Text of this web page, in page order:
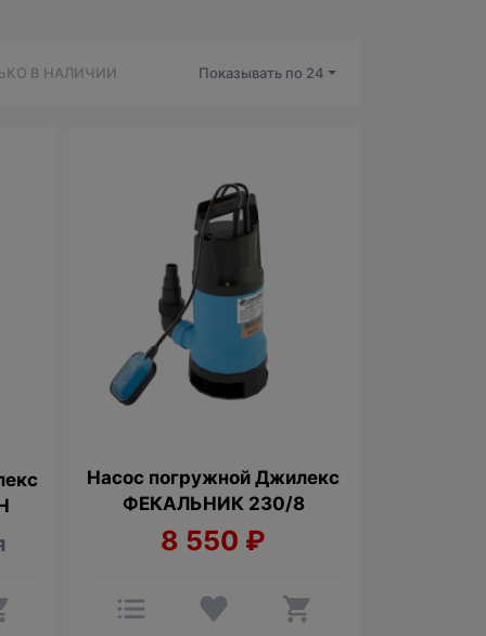
В НАЛИЧИИ Показывать по 24
Насос погружной Джилекс
ФЕКАЛЬНИК 230/8
8 550 ₽